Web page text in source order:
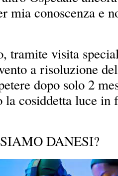
mia conoscenza e
tramite visita
a risoluzione
dopo solo 2
la cosiddetta luce in
DANESI?